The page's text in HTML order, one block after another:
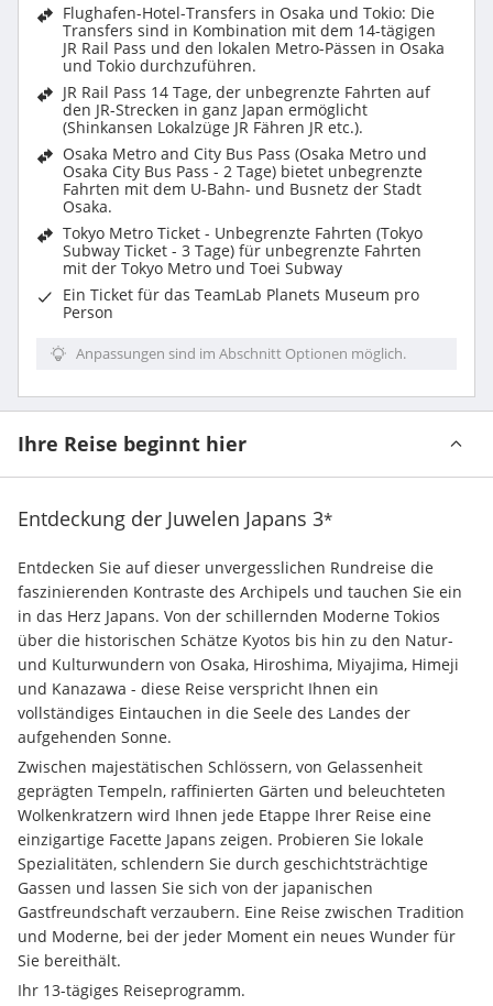
Flughafen-Hotel-Transfers in Osaka und Tokio: Die
Transfers sind in Kombination mit dem 14-tägigen
JR Rail Pass und den lokalen Metro-Pässen in Osaka
und Tokio durchzuführen.
JR Rail Pass 14 Tage, der unbegrenzte Fahrten auf
den JR-Strecken in ganz Japan ermöglicht
(Shinkansen Lokalzüge JR Fähren JR etc.).
Osaka Metro and City Bus Pass (Osaka Metro und
Osaka City Bus Pass - 2 Tage) bietet unbegrenzte
Fahrten mit dem U-Bahn- und Busnetz der Stadt
Osaka.
Tokyo Metro Ticket - Unbegrenzte Fahrten (Tokyo
Subway Ticket - 3 Tage) für unbegrenzte Fahrten
mit der Tokyo Metro und Toei Subway
Ein Ticket für das TeamLab Planets Museum pro
Person
Anpassungen sind im Abschnitt Optionen möglich.
Ihre Reise beginnt hier
Entdeckung der Juwelen Japans 3*
Entdecken Sie auf dieser unvergesslichen Rundreise die
faszinierenden Kontraste des Archipels und tauchen Sie ein
in das Herz Japans. Von der schillernden Moderne Tokios
über die historischen Schätze Kyotos bis hin zu den Natur-
und Kulturwundern von Osaka, Hiroshima, Miyajima, Himeji
und Kanazawa - diese Reise verspricht Ihnen ein
vollständiges Eintauchen in die Seele des Landes der
aufgehenden Sonne.
Zwischen majestätischen Schlössern, von Gelassenheit
geprägten Tempeln, raffinierten Gärten und beleuchteten
Wolkenkratzern wird Ihnen jede Etappe Ihrer Reise eine
einzigartige Facette Japans zeigen. Probieren Sie lokale
Spezialitäten, schlendern Sie durch geschichtsträchtige
Gassen und lassen Sie sich von der japanischen
Gastfreundschaft verzaubern. Eine Reise zwischen Tradition
und Moderne, bei der jeder Moment ein neues Wunder für
Sie bereithält.
Ihr 13-tägiges Reiseprogramm.